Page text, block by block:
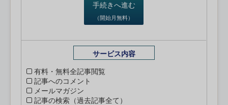
手続きへ進む
（開始月無料）
サービス内容
有料・無料全記事閲覧
記事へのコメント
メールマガジン
記事の検索（過去記事全て）